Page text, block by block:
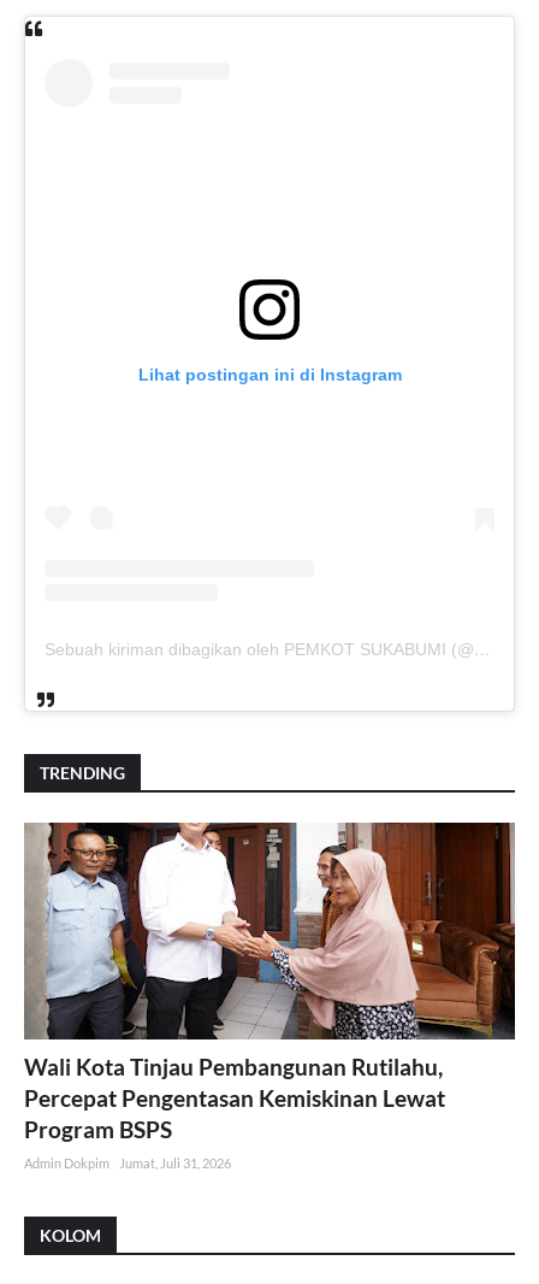
Lihat postingan ini di Instagram
Sebuah kiriman dibagikan oleh PEMKOT SUKABUMI (@pemkotsukabumi_)
TRENDING
Wali Kota Tinjau Pembangunan Rutilahu,
Percepat Pengentasan Kemiskinan Lewat
Program BSPS
Admin Dokpim Jumat, Juli 31, 2026
KOLOM